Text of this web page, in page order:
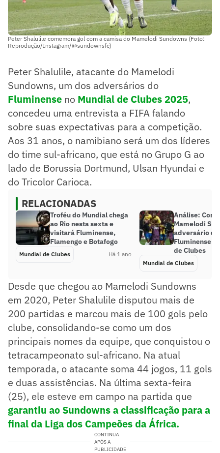
Peter Shalulile comemora gol com a camisa do Mamelodi Sundowns (Foto:
Reprodução/Instagram/@sundownsfc)
Peter Shalulile, atacante do Mamelodi
Sundowns, um dos adversários do
Fluminense no Mundial de Clubes 2025,
concedeu uma entrevista a FIFA falando
sobre suas expectativas para a competição.
Aos 31 anos, o namibiano será um dos líderes
do time sul-africano, que está no Grupo G ao
lado de Borussia Dortmund, Ulsan Hyundai e
do Tricolor Carioca.
RELACIONADAS
Troféu do Mundial chega
ao Rio nesta sexta e
visitará Fluminense,
Flamengo e Botafogo
Mundial de Clubes Há 1 ano
Análise:
Mamelodi
adversário do
Fluminense
de Clubes
Mundial de Clubes
Desde que chegou ao Mamelodi Sundowns
em 2020, Peter Shalulile disputou mais de
200 partidas e marcou mais de 100 gols pelo
clube, consolidando-se como um dos
principais nomes da equipe, que conquistou o
tetracampeonato sul-africano. Na atual
temporada, o atacante soma 44 jogos, 11 gols
e duas assistências. Na última sexta-feira
(25), ele esteve em campo na partida que
garantiu ao Sundowns a classificação para a
final da Liga dos Campeões da África.
CONTINUA
APÓS A
PUBLICIDADE